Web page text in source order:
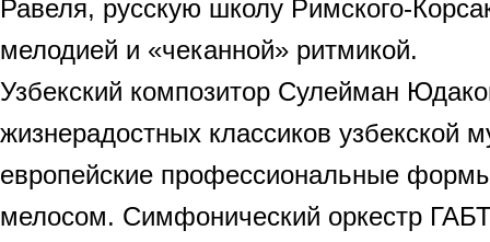
Равеля, русскую школу Римского-
мелодией и «чеканной» ритмикой.
Узбекский композитор Сулейман
жизнерадостных классиков узбекской
европейские профессиональные
мелосом. Симфонический оркестр